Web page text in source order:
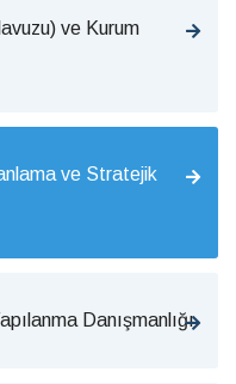
ve Kurum
ve Stratejik
Danışmanlığı